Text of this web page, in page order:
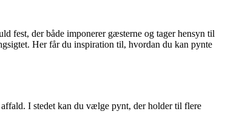
fest, der både imponerer gæsterne og tager hensyn til
Her får du inspiration til, hvordan du kan pynte
I stedet kan du vælge pynt, der holder til flere